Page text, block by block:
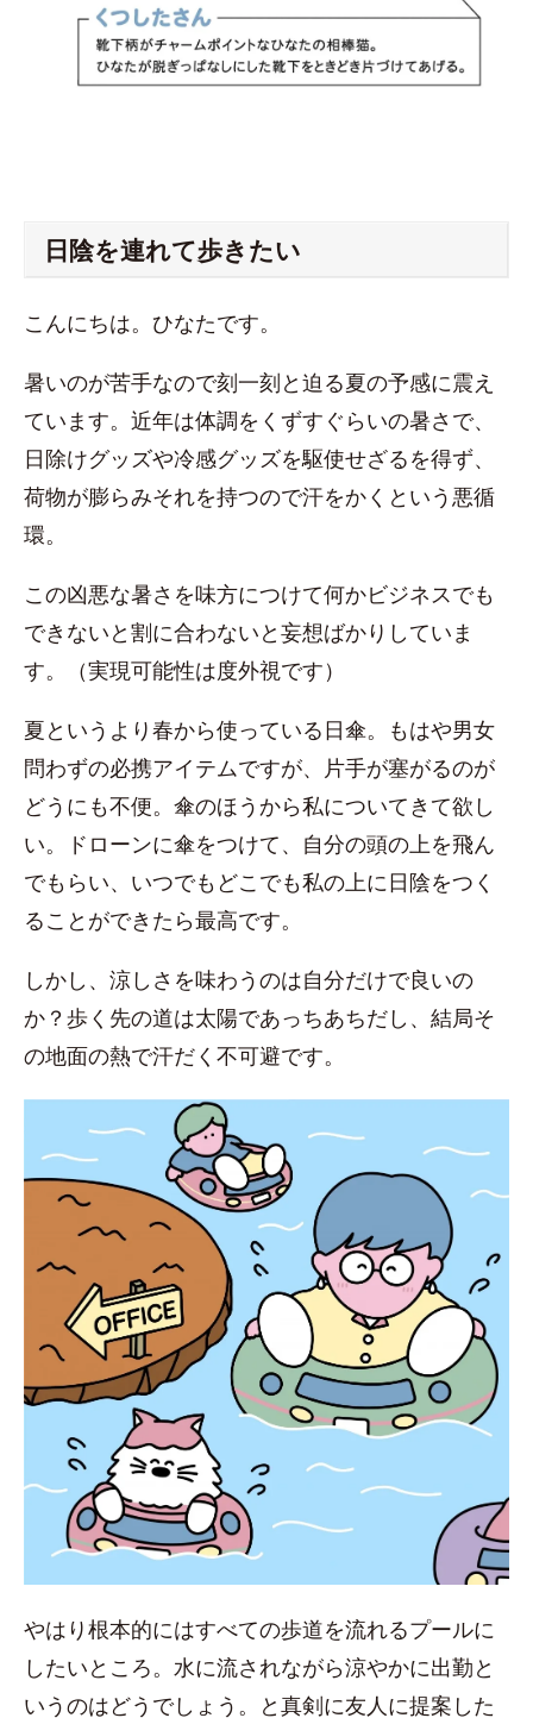
日陰を連れて歩きたい
こんにちは。ひなたです。
暑いのが苦手なので刻一刻と迫る夏の予感に震え
ています。近年は体調をくずすぐらいの暑さで、
日除けグッズや冷感グッズを駆使せざるを得ず、
荷物が膨らみそれを持つので汗をかくという悪循
環。
この凶悪な暑さを味方につけて何かビジネスでも
できないと割に合わないと妄想ばかりしていま
す。（実現可能性は度外視です）
夏というより春から使っている日傘。もはや男女
問わずの必携アイテムですが、片手が塞がるのが
どうにも不便。傘のほうから私についてきて欲し
い。ドローンに傘をつけて、自分の頭の上を飛ん
でもらい、いつでもどこでも私の上に日陰をつく
ることができたら最高です。
しかし、涼しさを味わうのは自分だけで良いの
か？歩く先の道は太陽であっちあちだし、結局そ
の地面の熱で汗だく不可避です。
やはり根本的にはすべての歩道を流れるプールに
したいところ。水に流されながら涼やかに出勤と
いうのはどうでしょう。と真剣に友人に提案した